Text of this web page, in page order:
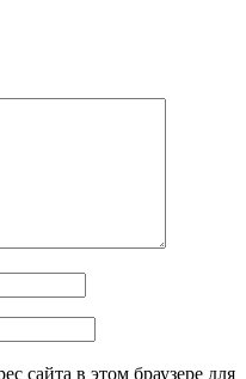
сайта в этом браузере для